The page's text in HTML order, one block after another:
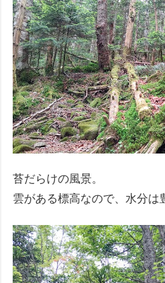
苔だらけの風景。
雲がある標高なので、水分は